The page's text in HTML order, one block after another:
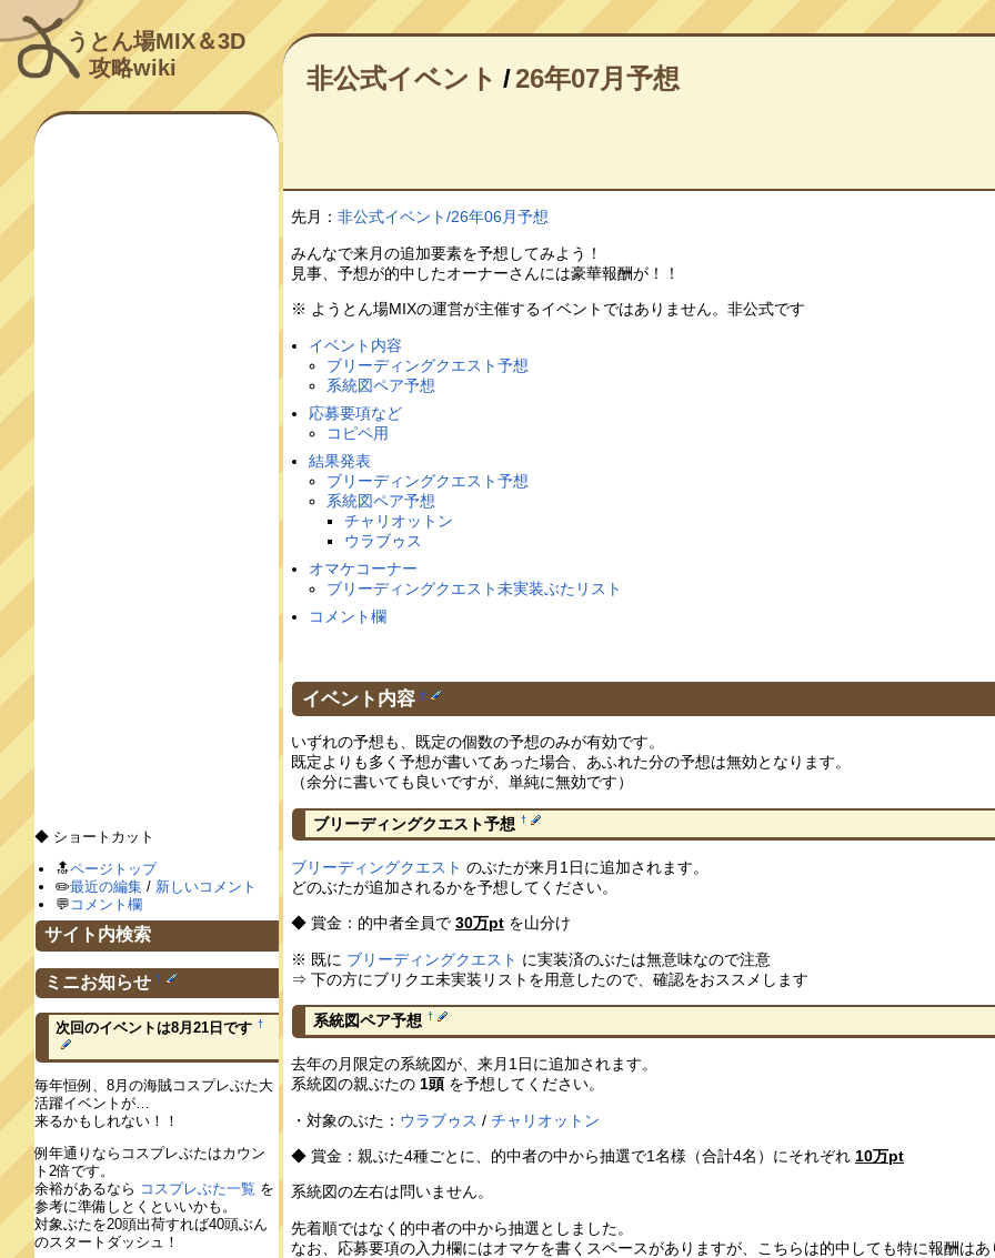
うとん場MIX＆3D
攻略wiki
非公式イベント /26年07月予想
先月：非公式イベント/26年06月予想
みんなで来月の追加要素を予想してみよう！
見事、予想が的中したオーナーさんには豪華報酬が！！
※ ようとん場MIXの運営が主催するイベントではありません。非公式です
イベント内容
ブリーディングクエスト予想
系統図ペア予想
応募要項など
コピペ用
結果発表
ブリーディングクエスト予想
系統図ペア予想
チャリオットン
ウラブゥス
オマケコーナー
ブリーディングクエスト未実装ぶたリスト
コメント欄
イベント内容 †
いずれの予想も、既定の個数の予想のみが有効です。
既定よりも多く予想が書いてあった場合、あふれた分の予想は無効となります。
（余分に書いても良いですが、単純に無効です）
ブリーディングクエスト予想 †
ブリーディングクエスト のぶたが来月1日に追加されます。
どのぶたが追加されるかを予想してください。
◆ 賞金：的中者全員で30万pt を山分け
※ 既に ブリーディングクエスト に実装済のぶたは無意味なので注意
⇒ 下の方にブリクエ未実装リストを用意したので、確認をおススメします
系統図ペア予想 †
去年の月限定の系統図が、来月1日に追加されます。
系統図の親ぶたの 1頭を予想してください。
・対象のぶた： ウラブゥス /チャリオットン
◆ 賞金：親ぶた4種ごとに、的中者の中から抽選で1名様（合計4名）にそれぞれ 10万pt
系統図の左右は問いません。
先着順ではなく的中者の中から抽選としました。
なお、応募要項の入力欄にはオマケを書くスペースがありますが、こちらは的中しても特に報酬はあ
◆ ショートカット
🔝ページトップ
✏️最近の編集 / 新しいコメント
💬 コメント欄
サイト内検索
ミニお知らせ †
次回のイベントは8月21日です †
毎年恒例、8月の海賊コスプレぶた大
活躍イベントが…
来るかもしれない！！
例年通りならコスプレぶたはカウン
ト2倍です。
余裕があるなら コスプレぶた一覧 を
参考に準備しとくといいかも。
対象ぶたを20頭出荷すれば40頭ぶん
のスタートダッシュ！